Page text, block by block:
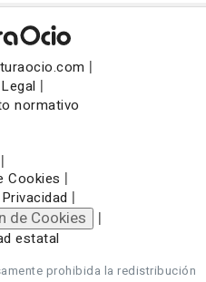
|
|
normativo
|
Cookies |
|
de Cookies |
estatal
prohibida la redistribución